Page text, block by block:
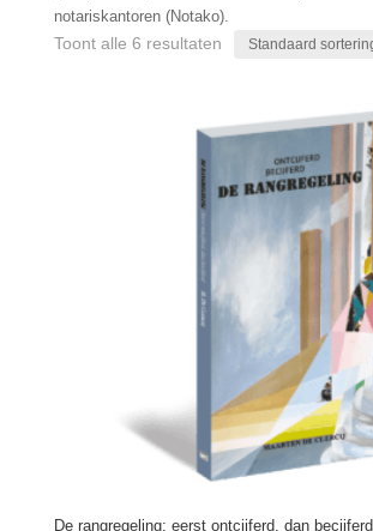
notariskantoren (Notako).
Toont alle 6 resultaten
De rangregeling: eerst ontcijferd, dan becijferd